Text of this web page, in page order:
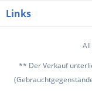
Links
** Der Verkauf